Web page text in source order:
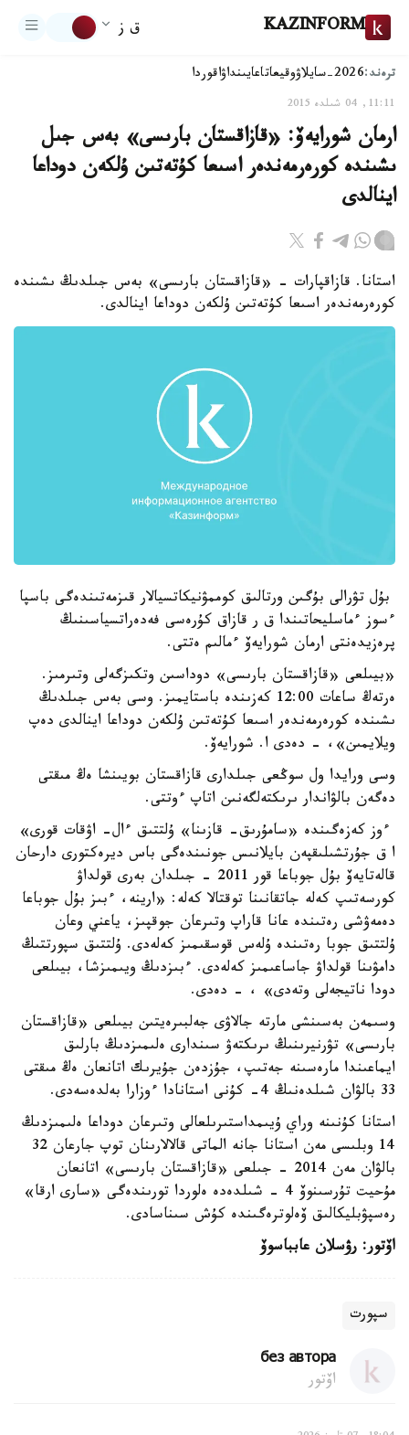
KAZINFORM ق ز
ترەند:2026-سايلاۋ وقيعاتاعايىنداۋاقوردا
11:11, 04 شىلدە 2015
ارمان شورايەۆ: «قازاقستان بارىسى» بەس جىل
ىشىندە كورەرمەندەر اسىعا كۇتەتىن ۇلكەن دوداعا
اينالدى
استانا. قازاقپارات - «قازاقستان بارىسى» بەس جىلدىڭ ىشىندە
كورەرمەندەر اسىعا كۇتەتىن ۇلكەن دوداعا اينالدى.
بۇل تۋرالى بۇگىن ورتالىق كوممۋنيكاتسيالار قىزمەتىندەگى باسپا
ءسوز ءماسليحاتىندا ق ر قازاق كۇرەسى فەدەراتسياسىنىڭ
پرەزيدەنتى ارمان شورايەۆ ءمالىم ەتتى.
«بيىلعى «قازاقستان بارىسى» دوداسىن وتكىزگەلى وتىرمىز.
ەرتەڭ ساعات 12:00 كەزىندە باستايمىز. وسى بەس جىلدىڭ
ىشىندە كورەرمەندەر اسىعا كۇتەتىن ۇلكەن دوداعا اينالدى دەپ
ويلايمىن»، - دەدى ا. شورايەۆ.
وسى ورايدا ول سوڭعى جىلدارى قازاقستان بويىنشا ەڭ مىقتى
دەگەن بالۋاندار ىرىكتەلگەنىن اتاپ ءوتتى.
ءوز كەزەگىندە «سامۇرىق- قازىنا» ۇلتتىق ءال- اۋقات قورى»
ا ق جۇرتشىلىقپەن بايلانىس جونىندەگى باس ديرەكتورى دارحان
قالەتايەۆ بۇل جوباعا قور 2011 - جىلدان بەرى قولداۋ
كورسەتىپ كەلە جاتقانىنا توقتالا كەلە: «ارينە، ءبىز بۇل جوباعا
دەمەۋشى رەتىندە عانا قاراپ وتىرعان جوقپىز، ياعني وعان
ۇلتتىق جوبا رەتىندە ۇلەس قوسقىمىز كەلەدى. ۇلتتىق سپورتتىڭ
دامۋىنا قولداۋ جاساعىمىز كەلەدى. ءبىزدىڭ ويىمىزشا، بيىلعى
دودا ناتيجەلى وتەدى» ، - دەدى.
وسىمەن بەسىنشى مارتە جالاۋى جەلبىرەيتىن بيىلعى «قازاقستان
بارىسى» تۋرنيرىنىڭ ىرىكتەۋ سىندارى ەلىمىزدىڭ بارلىق
ايماعىندا مارەسىنە جەتىپ، جۇزدەن جۇيرىك اتانعان ەڭ مىقتى
33 بالۋان شىلدەنىڭ 4- كۇنى استانادا ءوزارا بەلدەسەدى.
استانا كۇنىنە وراي ۇيىمداستىرىلعالى وتىرعان دوداعا ەلىمىزدىڭ
14 وبلىسى مەن استانا جانە الماتى قالالارىنان توپ جارعان 32
بالۋان مەن 2014 - جىلعى «قازاقستان بارىسى» اتانعان
مۇحيت تۇرسىنوۆ 4 - شىلدەدە ەلوردا تورىندەگى «سارى ارقا»
رەسپۋبليكالىق ۆەلوترەگىندە كۇش سىناسادى.
اۆتور: رۋسلان عابباسوۆ
سپورت
без автора
اۆتور